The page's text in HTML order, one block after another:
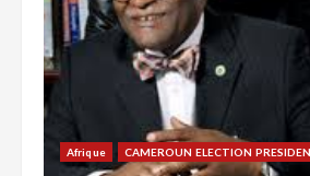
Afrique CAMEROUN ELECTION